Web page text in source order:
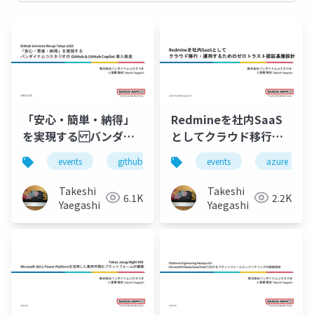
「安心・簡単・納得」
を実現する バンダイ
ナムコスタジオの
GitHub & GitHub
Copilot 導入推進
events github microsoft-entra-id
Takeshi
Yaegashi
6.1K
Redmineを社内SaaS
としてクラウド移行・
運用するためのゼロト
ラスト認証基盤設計
events azure
Takeshi
Yaegashi
2.2K